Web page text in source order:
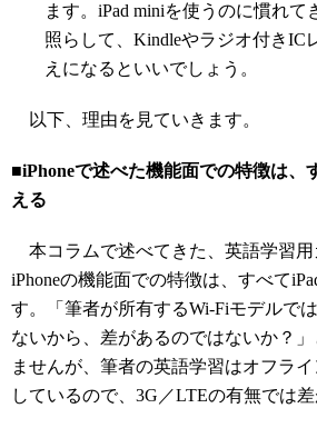
ます。iPad miniを使うのに慣れて
照らして、Kindleやラジオ付きIC
えになるといいでしょう。
以下、理由を見ていきます。
■iPhoneで述べた機能面での特徴は、
える
本コラムで述べてきた、英語学習
iPhoneの機能面での特徴は、すべて
す。「筆者が所有するWi-Fiモデルで
ないから、差があるのではないか？
ませんが、筆者の英語学習はオフラ
しているので、3G／LTEの有無では差